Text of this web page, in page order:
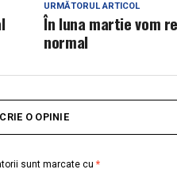
URMĂTORUL ARTICOL
În luna martie vom
normal
O OPINIE
sunt marcate cu *